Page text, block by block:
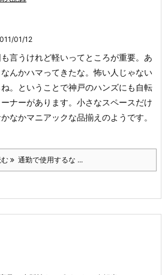
01/12
言うけれど軽いってところが重要。 あ
んかハマってきたな。怖い人じゃない
。
ということで神戸のハンズにも自転
ナーがあります。小さなスペースだけ
なかマニアックな品揃えのようです。
通勤で使用するな ...